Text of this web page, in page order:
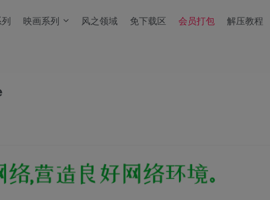
映画系列 风之领域 免下载区 会员打包 解压教程